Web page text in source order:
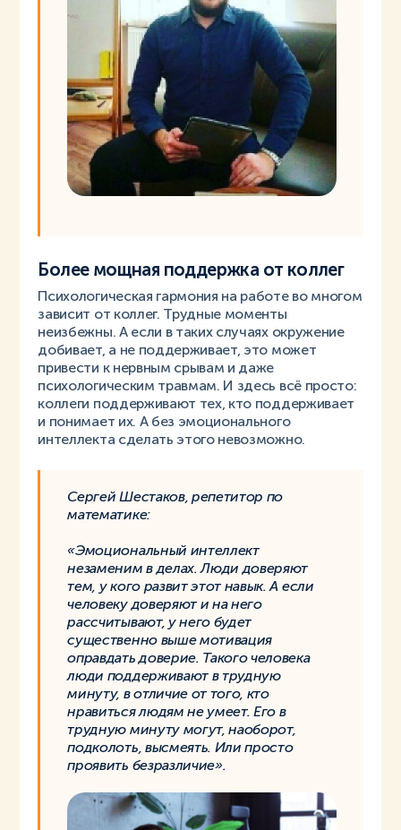
Более мощная поддержка от коллег
Психологическая гармония на работе во многом
зависит от коллег. Трудные моменты
неизбежны. А если в таких случаях окружение
добивает, а не поддерживает, это может
привести к нервным срывам и даже
психологическим травмам. И здесь всё просто:
коллеги поддерживают тех, кто поддерживает
и понимает их. А без эмоционального
интеллекта сделать этого невозможно.
Сергей Шестаков, репетитор по
математике:
«Эмоциональный интеллект
незаменим в делах. Люди доверяют
тем, у кого развит этот навык. А если
человеку доверяют и на него
рассчитывают, у него будет
существенно выше мотивация
оправдать доверие. Такого человека
люди поддерживают в трудную
минуту, в отличие от того, кто
нравиться людям не умеет. Его в
трудную минуту могут, наоборот,
подколоть, высмеять. Или просто
проявить безразличие».